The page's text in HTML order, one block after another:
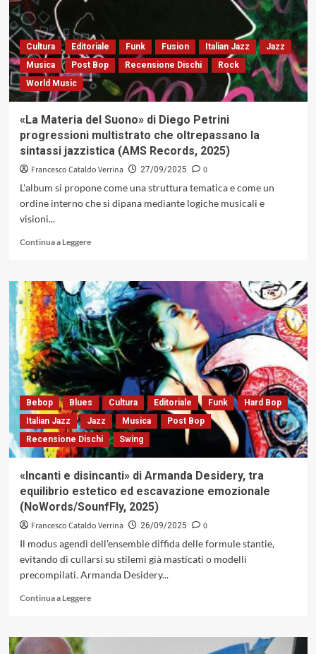
nuovo
libro:
«Charlie
Parker.
Il
Musicista
Perfetto»
Cultura Editoriale Funk Fusion Italian Jazz
Jazz
Musica
Post Bop Recensione Dischi
Rock
World Music
«La Materia del Suono» di Diego Petrini
progressioni multistrato che oltrepassano la
sintassi jazzistica (AMS Records, 2025)
Francesco Cataldo Verrina 27/09/2025
0
L'album si propone come una struttura tematica e come un
ordine interno che si dipana mediante logiche musicali e
visioni...
Continua a LeggereLeggi
su
«La
Materia
del
Suono»
di
Diego
Petrini
progressioni
multistrato
che
oltrepassano
la
sintassi
(AMS
Records,
2025)
Bebop Blues Cultura Editoriale Funk
Hard Bop
Italian Jazz
Jazz Musica
Post Bop
Recensione Dischi
Swing
«Incanti e disincanti» di Armanda Desidery, tra
equilibrio estetico ed escavazione emozionale
(NoWords/SounfFly, 2025)
Francesco Cataldo Verrina 26/09/2025
0
Il modus agendi dell'ensemble diffida delle formule stantie,
evitando di cullarsi su stilemi già masticati o modelli
precompilati. Armanda Desidery...
Continua a LeggereLeggi
su